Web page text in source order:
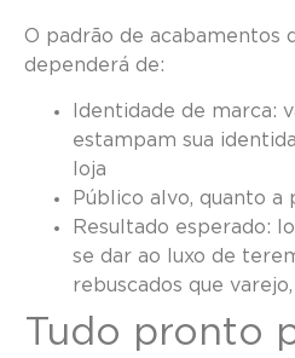
O padrão de acabamentos
dependerá de:
Identidade de marca:
estampam sua
loja
Público alvo, quanto a
Resultado esperado:
se dar ao luxo de
rebuscados que
Tudo pronto